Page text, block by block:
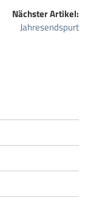
Nächster Artikel:
Jahresendspurt